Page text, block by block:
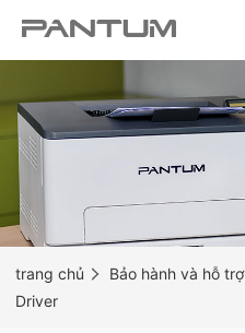
trang chủ Bảo hành và hỗ trợ
Driver